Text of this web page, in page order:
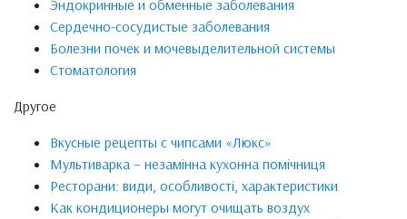
Эндокринные и обменные заболевания
Сердечно-сосудистые заболевания
Болезни почек и мочевыделительной системы
Стоматология
Другое
Вкусные рецепты с чипсами «Люкс»
Мультиварка – незамінна кухонна помічниця
Ресторани: види, особливості, характеристики
Как кондиционеры могут очищать воздух